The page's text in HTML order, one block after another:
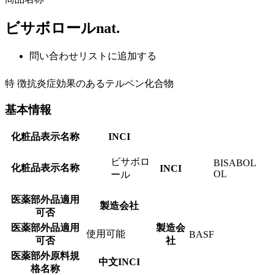
ビサボロールnat.
問い合わせリストに追加する
特 徴抗炎症効果のあるテルペン化合物
基本情報
化粧品表示名称 INCI
化粧品表示名称
ビサボロ
ール
INCI
BISABOL
OL
医薬部外品適用
可否
製造会社
医薬部外品適用
可否
使用可能
製造会
社
BASF
医薬部外原料規
格名称
中文INCI